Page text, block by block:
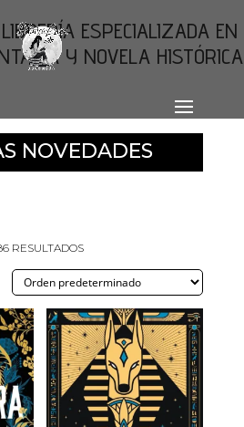
ESPECIALIZADA EN
Y NOVELA HISTÓRICA
NOVEDADES
RESULTADOS